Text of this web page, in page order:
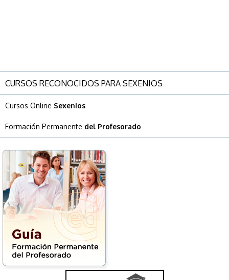
CURSOS RECONOCIDOS PARA SEXENIOS
Cursos Online Sexenios
Formación Permanente del Profesorado